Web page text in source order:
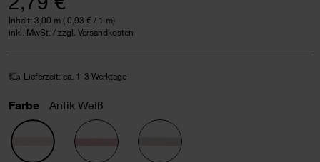
Inhalt: 3,00 m ( 0,93 € / 1 m)
inkl. MwSt. / zzgl. Versandkosten
Lieferzeit: ca. 1-3 Werktage
Farbe Antik Weiß